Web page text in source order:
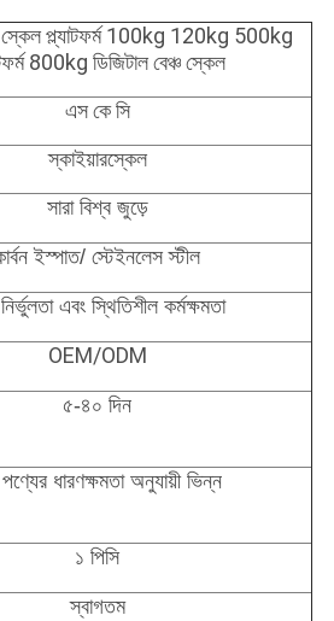
স্কেল প্ল্যাটফর্ম 100kg 120kg 500kg
800kg ডিজিটাল বেঞ্চ স্কেল
এস কে সি
স্কাইয়ারস্কেল
সারা বিশ্ব জুড়ে
ইস্পাত/ স্টেইনলেস স্টীল
এবং স্থিতিশীল কর্মক্ষমতা
OEM/ODM
৫-৪০ দিন
ধারণক্ষমতা অনুযায়ী ভিন্ন
১ পিসি
স্বাগতম